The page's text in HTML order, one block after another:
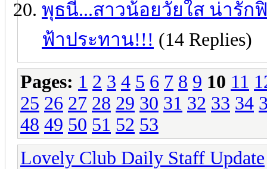
พุธนี้...สาวน้อยวัยใส น่ารัก
ฟ้าประทาน!!! (14 Replies)
Pages: 1 2 3 4 5 6 7 8 9 10 11
25 26 27 28 29 30 31 32 33 34
48 49 50 51 52 53
Lovely Club Daily Staff Update